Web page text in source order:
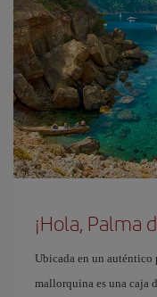
¡Hola, Palma
Ubicada en un auténtico
mallorquina es una caja